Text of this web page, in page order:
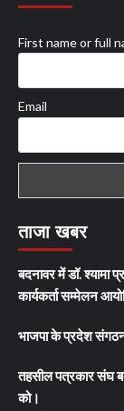
First name or full
Email
ताजा खबर
बदनावर में डॉ. श्यामा
कार्यकर्ता सम्मेलन
भाजपा के प्रदेश संगठन
तहसील पत्रकार संघ
को।